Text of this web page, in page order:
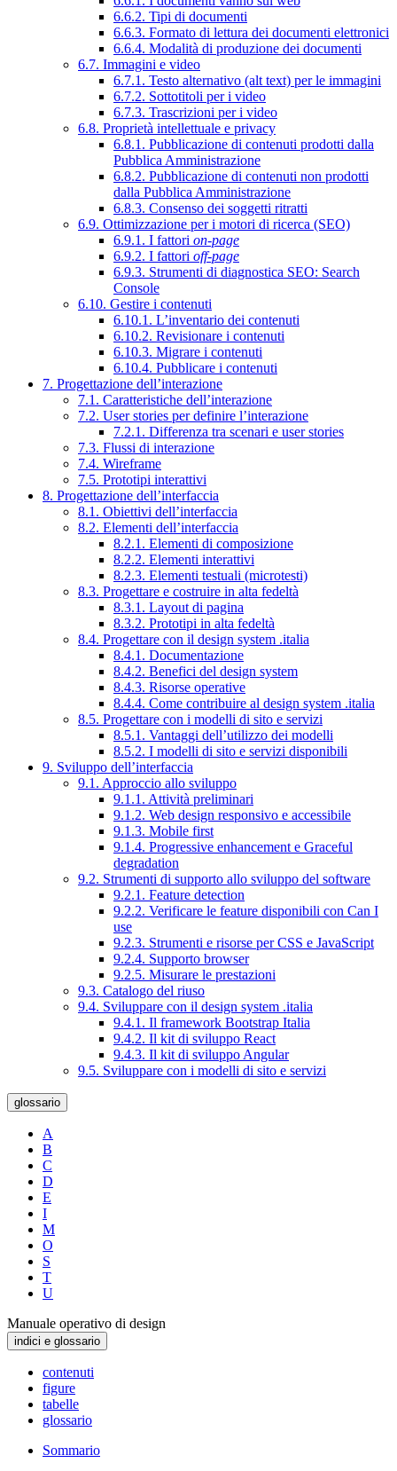
6.6.2. Tipi di documenti
6.6.3. Formato di lettura dei documenti elettronici
6.6.4. Modalità di produzione dei documenti
6.7. Immagini e video
6.7.1. Testo alternativo (alt text) per le immagini
6.7.2. Sottotitoli per i video
6.7.3. Trascrizioni per i video
6.8. Proprietà intellettuale e privacy
6.8.1. Pubblicazione di contenuti prodotti dalla
Pubblica Amministrazione
6.8.2. Pubblicazione di contenuti non prodotti
dalla Pubblica Amministrazione
6.8.3. Consenso dei soggetti ritratti
6.9. Ottimizzazione per i motori di ricerca (SEO)
6.9.1. I fattori on-page
6.9.2. I fattori off-page
6.9.3. Strumenti di diagnostica SEO: Search
Console
6.10. Gestire i contenuti
6.10.1. L’inventario dei contenuti
6.10.2. Revisionare i contenuti
6.10.3. Migrare i contenuti
6.10.4. Pubblicare i contenuti
7. Progettazione dell’interazione
7.1. Caratteristiche dell’interazione
7.2. User stories per definire l’interazione
7.2.1. Differenza tra scenari e user stories
7.3. Flussi di interazione
7.4. Wireframe
7.5. Prototipi interattivi
8. Progettazione dell’interfaccia
8.1. Obiettivi dell’interfaccia
8.2. Elementi dell’interfaccia
8.2.1. Elementi di composizione
8.2.2. Elementi interattivi
8.2.3. Elementi testuali (microtesti)
8.3. Progettare e costruire in alta fedeltà
8.3.1. Layout di pagina
8.3.2. Prototipi in alta fedeltà
8.4. Progettare con il design system .italia
8.4.1. Documentazione
8.4.2. Benefici del design system
8.4.3. Risorse operative
8.4.4. Come contribuire al design system .italia
8.5. Progettare con i modelli di sito e servizi
8.5.1. Vantaggi dell’utilizzo dei modelli
8.5.2. I modelli di sito e servizi disponibili
9. Sviluppo dell’interfaccia
9.1. Approccio allo sviluppo
9.1.1. Attività preliminari
9.1.2. Web design responsivo e accessibile
9.1.3. Mobile first
9.1.4. Progressive enhancement e Graceful
degradation
9.2. Strumenti di supporto allo sviluppo del software
9.2.1. Feature detection
9.2.2. Verificare le feature disponibili con Can I
use
9.2.3. Strumenti e risorse per CSS e JavaScript
9.2.4. Supporto browser
9.2.5. Misurare le prestazioni
9.3. Catalogo del riuso
9.4. Sviluppare con il design system .italia
9.4.1. Il framework Bootstrap Italia
9.4.2. Il kit di sviluppo React
9.4.3. Il kit di sviluppo Angular
9.5. Sviluppare con i modelli di sito e servizi
glossario
A
B
C
D
E
I
M
O
S
T
U
Manuale operativo di design
indici e glossario
contenuti
figure
tabelle
glossario
Sommario